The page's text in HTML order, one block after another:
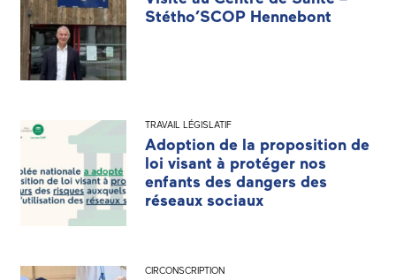
Stétho’SCOP Hennebont
TRAVAIL LÉGISLATIF
Adoption de la proposition de
loi visant à protéger nos
enfants des dangers des
réseaux sociaux
CIRCONSCRIPTION